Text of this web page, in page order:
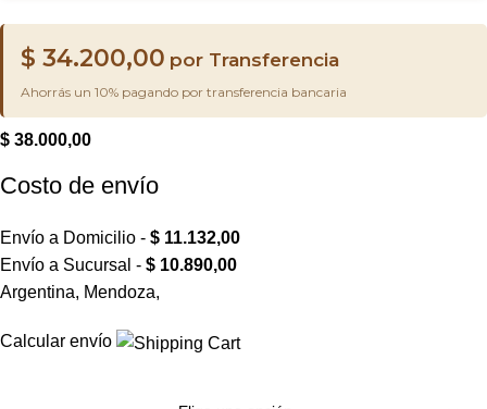
$ 34.200,00 por Transferencia
Ahorrás un 10% pagando por transferencia bancaria
$ 38.000,00
Costo de envío
Envío a Domicilio - $ 11.132,00
Envío a Sucursal - $ 10.890,00
Argentina, Mendoza,
Calcular envío